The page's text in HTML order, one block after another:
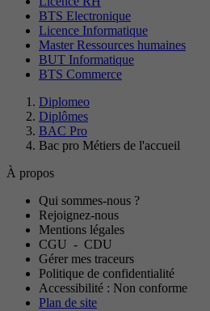
BTS Electronique
Licence Informatique
Master Ressources humaines
BUT Informatique
BTS Commerce
Diplomeo
Diplômes
BAC Pro
Bac pro Métiers de l'accueil
À propos
Qui sommes-nous ?
Rejoignez-nous
Mentions légales
CGU - CDU
Gérer mes traceurs
Politique de confidentialité
Accessibilité : Non conforme
Plan de site